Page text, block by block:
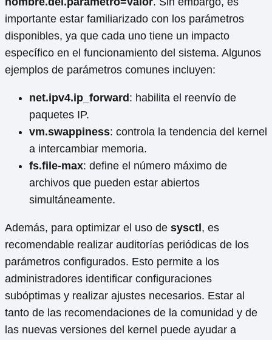
importante estar familiarizado con los parámetros
disponibles, ya que cada uno tiene un impacto
específico en el funcionamiento del sistema. Algunos
ejemplos de parámetros comunes incluyen:
net.ipv4.ip_forward : habilita el reenvío de
paquetes IP.
vm.swappiness: controla la tendencia del kernel
a intercambiar memoria.
fs.file-max: define el número máximo de
archivos que pueden estar abiertos
simultáneamente.
Además, para optimizar el uso de sysctl , es
recomendable realizar auditorías periódicas de los
parámetros configurados. Esto permite a los
administradores identificar configuraciones
subóptimas y realizar ajustes necesarios. Estar al
tanto de las recomendaciones de la comunidad y de
las nuevas versiones del kernel puede ayudar a